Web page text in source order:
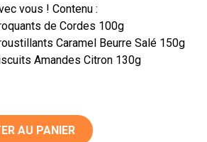
vous ! Contenu :
de Cordes 100g
Caramel Beurre Salé 150g
Amandes Citron 130g
AU PANIER